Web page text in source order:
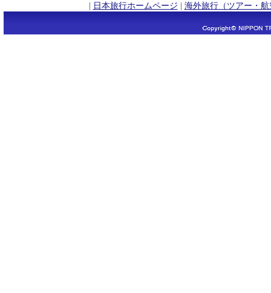
| 日本旅行ホームページ | 海外旅行（ツアー・航